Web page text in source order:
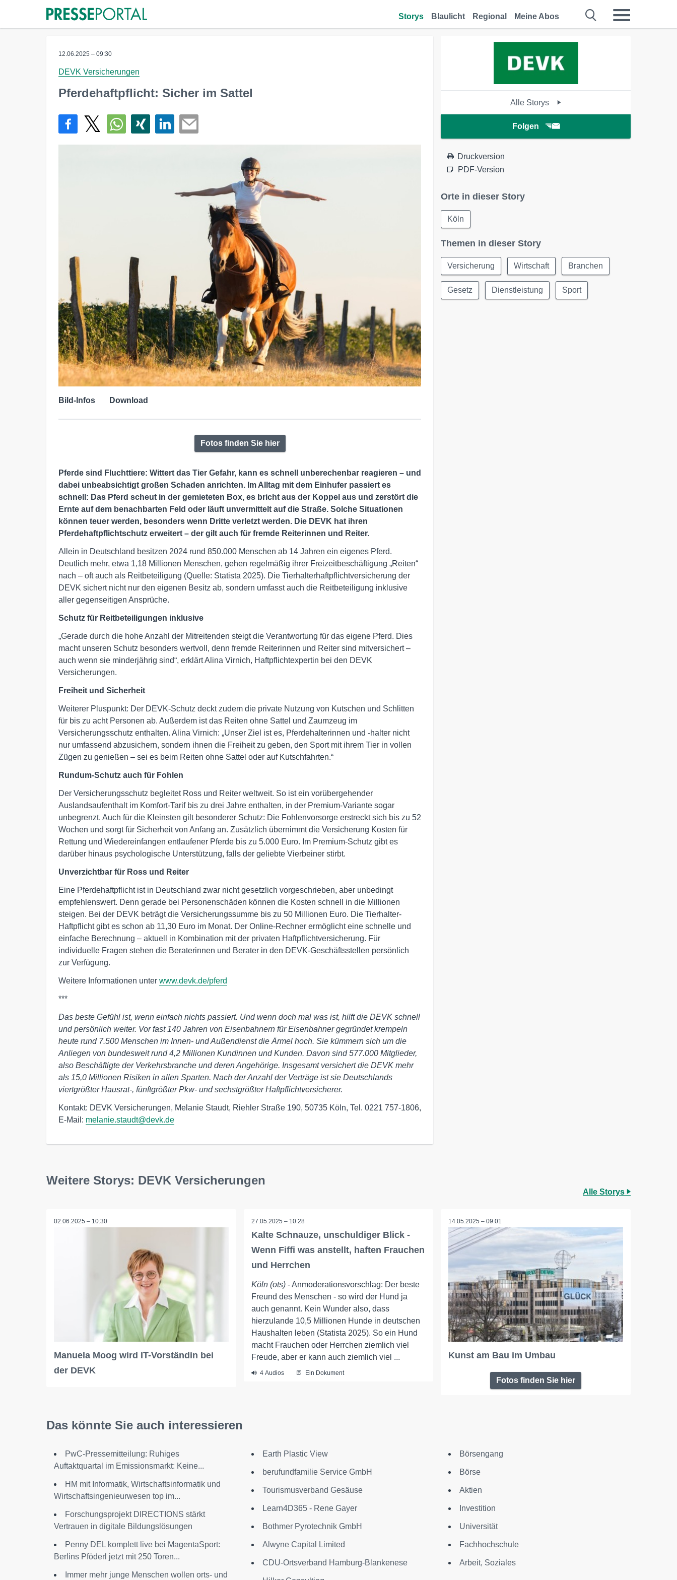
Storys Blaulicht Regional Meine Abos
12.06.2025 – 09:30
DEVK Versicherungen
Pferdehaftpflicht: Sicher im Sattel
Bild-Infos Download
Fotos finden Sie hier
Pferde sind Fluchttiere: Wittert das Tier Gefahr, kann es schnell unberechenbar reagieren – und
dabei unbeabsichtigt großen Schaden anrichten. Im Alltag mit dem Einhufer passiert es
schnell: Das Pferd scheut in der gemieteten Box, es bricht aus der Koppel aus und zerstört die
Ernte auf dem benachbarten Feld oder läuft unvermittelt auf die Straße. Solche Situationen
können teuer werden, besonders wenn Dritte verletzt werden. Die DEVK hat ihren
Pferdehaftpflichtschutz erweitert – der gilt auch für fremde Reiterinnen und Reiter.
Allein in Deutschland besitzen 2024 rund 850.000 Menschen ab 14 Jahren ein eigenes Pferd.
Deutlich mehr, etwa 1,18 Millionen Menschen, gehen regelmäßig ihrer Freizeitbeschäftigung „Reiten“
nach – oft auch als Reitbeteiligung (Quelle: Statista 2025). Die Tierhalterhaftpflichtversicherung der
DEVK sichert nicht nur den eigenen Besitz ab, sondern umfasst auch die Reitbeteiligung inklusive
aller gegenseitigen Ansprüche.
Schutz für Reitbeteiligungen inklusive
„Gerade durch die hohe Anzahl der Mitreitenden steigt die Verantwortung für das eigene Pferd. Dies
macht unseren Schutz besonders wertvoll, denn fremde Reiterinnen und Reiter sind mitversichert –
auch wenn sie minderjährig sind“, erklärt Alina Virnich, Haftpflichtexpertin bei den DEVK
Versicherungen.
Freiheit und Sicherheit
Weiterer Pluspunkt: Der DEVK-Schutz deckt zudem die private Nutzung von Kutschen und Schlitten
für bis zu acht Personen ab. Außerdem ist das Reiten ohne Sattel und Zaumzeug im
Versicherungsschutz enthalten. Alina Virnich: „Unser Ziel ist es, Pferdehalterinnen und -halter nicht
nur umfassend abzusichern, sondern ihnen die Freiheit zu geben, den Sport mit ihrem Tier in vollen
Zügen zu genießen – sei es beim Reiten ohne Sattel oder auf Kutschfahrten.“
Rundum-Schutz auch für Fohlen
Der Versicherungsschutz begleitet Ross und Reiter weltweit. So ist ein vorübergehender
Auslandsaufenthalt im Komfort-Tarif bis zu drei Jahre enthalten, in der Premium-Variante sogar
unbegrenzt. Auch für die Kleinsten gilt besonderer Schutz: Die Fohlenvorsorge erstreckt sich bis zu 52
Wochen und sorgt für Sicherheit von Anfang an. Zusätzlich übernimmt die Versicherung Kosten für
Rettung und Wiedereinfangen entlaufener Pferde bis zu 5.000 Euro. Im Premium-Schutz gibt es
darüber hinaus psychologische Unterstützung, falls der geliebte Vierbeiner stirbt.
Unverzichtbar für Ross und Reiter
Eine Pferdehaftpflicht ist in Deutschland zwar nicht gesetzlich vorgeschrieben, aber unbedingt
empfehlenswert. Denn gerade bei Personenschäden können die Kosten schnell in die Millionen
steigen. Bei der DEVK beträgt die Versicherungssumme bis zu 50 Millionen Euro. Die Tierhalter-
Haftpflicht gibt es schon ab 11,30 Euro im Monat. Der Online-Rechner ermöglicht eine schnelle und
einfache Berechnung – aktuell in Kombination mit der privaten Haftpflichtversicherung. Für
individuelle Fragen stehen die Beraterinnen und Berater in den DEVK-Geschäftsstellen persönlich
zur Verfügung.
Weitere Informationen unter www.devk.de/pferd
***
Das beste Gefühl ist, wenn einfach nichts passiert. Und wenn doch mal was ist, hilft die DEVK schnell
und persönlich weiter. Vor fast 140 Jahren von Eisenbahnern für Eisenbahner gegründet krempeln
heute rund 7.500 Menschen im Innen- und Außendienst die Ärmel hoch. Sie kümmern sich um die
Anliegen von bundesweit rund 4,2 Millionen Kundinnen und Kunden. Davon sind 577.000 Mitglieder,
also Beschäftigte der Verkehrsbranche und deren Angehörige. Insgesamt versichert die DEVK mehr
als 15,0 Millionen Risiken in allen Sparten. Nach der Anzahl der Verträge ist sie Deutschlands
viertgrößter Hausrat-, fünftgrößter Pkw- und sechstgrößter Haftpflichtversicherer.
Kontakt: DEVK Versicherungen, Melanie Staudt, Riehler Straße 190, 50735 Köln, Tel. 0221 757-1806,
E-Mail: melanie.staudt@devk.de
Alle Storys
Folgen
Druckversion
PDF-Version
Orte in dieser Story
Köln
Themen in dieser Story
Versicherung Wirtschaft Branchen
Gesetz Dienstleistung Sport
Weitere Storys: DEVK Versicherungen
Alle Storys
02.06.2025 – 10:30
Manuela Moog wird IT-Vorständin bei
der DEVK
27.05.2025 – 10:28
Kalte Schnauze, unschuldiger Blick -
Wenn Fiffi was anstellt, haften Frauchen
und Herrchen
Köln (ots)- Anmoderationsvorschlag: Der beste
Freund des Menschen - so wird der Hund ja
auch genannt. Kein Wunder also, dass
hierzulande 10,5 Millionen Hunde in deutschen
Haushalten leben (Statista 2025). So ein Hund
macht Frauchen oder Herrchen ziemlich viel
Freude, aber er kann auch ziemlich viel ...
4 Audios Ein Dokument
14.05.2025 – 09:01
Kunst am Bau im Umbau
Fotos finden Sie hier
Das könnte Sie auch interessieren
PwC-Pressemitteilung: Ruhiges
Auftaktquartal im Emissionsmarkt: Keine...
HM mit Informatik, Wirtschaftsinformatik und
Wirtschaftsingenieurwesen top im...
Forschungsprojekt DIRECTIONS stärkt
Vertrauen in digitale Bildungslösungen
Penny DEL komplett live bei MagentaSport:
Berlins Pföderl jetzt mit 250 Toren...
Immer mehr junge Menschen wollen orts- und
Earth Plastic View
berufundfamilie Service GmbH
Tourismusverband Gesäuse
Learn4D365 - Rene Gayer
Bothmer Pyrotechnik GmbH
Alwyne Capital Limited
CDU-Ortsverband Hamburg-Blankenese
Börsengang
Börse
Aktien
Investition
Universität
Fachhochschule
Arbeit, Soziales